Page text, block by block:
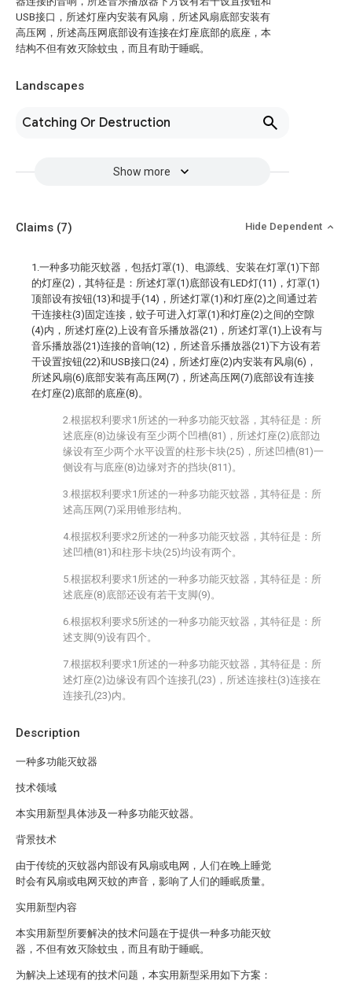
USB接口，所述灯座内安装有风扇，所述风扇底部安装有
高压网，所述高压网底部设有连接在灯座底部的底座，本
结构不但有效灭除蚊虫，而且有助于睡眠。
Landscapes
Catching Or Destruction
Show more
Description
一种多功能灭蚊器
技术领域
本实用新型具体涉及一种多功能灭蚊器。
背景技术
由于传统的灭蚊器内部设有风扇或电网，人们在晚上睡觉
时会有风扇或电网灭蚊的声音，影响了人们的睡眠质量。
实用新型内容
本实用新型所要解决的技术问题在于提供一种多功能灭蚊
器，不但有效灭除蚊虫，而且有助于睡眠。
为解决上述现有的技术问题，本实用新型采用如下方案：
Claims (7) Hide Dependent
1.一种多功能灭蚊器，包括灯罩(1)、电源线、安装在灯罩(1)下部
的灯座(2)，其特征是：所述灯罩(1)底部设有LED灯(11)，灯罩(1)
顶部设有按钮(13)和提手(14)，所述灯罩(1)和灯座(2)之间通过若
干连接柱(3)固定连接，蚊子可进入灯罩(1)和灯座(2)之间的空隙
(4)内，所述灯座(2)上设有音乐播放器(21)，所述灯罩(1)上设有与
音乐播放器(21)连接的音响(12)，所述音乐播放器(21)下方设有若
干设置按钮(22)和USB接口(24)，所述灯座(2)内安装有风扇(6)，
所述风扇(6)底部安装有高压网(7)，所述高压网(7)底部设有连接
在灯座(2)底部的底座(8)。
2.根据权利要求1所述的一种多功能灭蚊器，其特征是：所
述底座(8)边缘设有至少两个凹槽(81)，所述灯座(2)底部边
缘设有至少两个水平设置的柱形卡块(25)，所述凹槽(81)一
侧设有与底座(8)边缘对齐的挡块(811)。
3.根据权利要求1所述的一种多功能灭蚊器，其特征是：所
述高压网(7)采用锥形结构。
4.根据权利要求2所述的一种多功能灭蚊器，其特征是：所
述凹槽(81)和柱形卡块(25)均设有两个。
5.根据权利要求1所述的一种多功能灭蚊器，其特征是：所
述底座(8)底部还设有若干支脚(9)。
6.根据权利要求5所述的一种多功能灭蚊器，其特征是：所
述支脚(9)设有四个。
7.根据权利要求1所述的一种多功能灭蚊器，其特征是：所
述灯座(2)边缘设有四个连接孔(23)，所述连接柱(3)连接在
连接孔(23)内。